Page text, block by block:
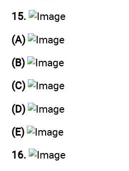
15.
(A)
(B)
(C)
(D)
(E)
16.